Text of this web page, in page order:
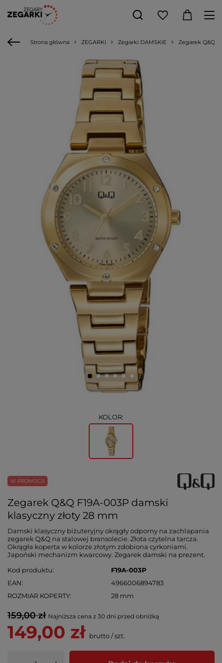
Strona główna ZEGARKI Zegarki DAMSKIE Zegarek Q&Q
KOLOR:
W PROMOCJI
Zegarek Q&Q F19A-003P damski
klasyczny złoty 28 mm
Damski klasyczny biżuteryjny okrągły odporny na zachlapania
zegarek Q&Q na stalowej bransolecie. Złota czytelna tarcza.
Okrągła koperta w kolorze złotym zdobiona cyrkoniami.
Japoński mechanizm kwarcowy. Zegarek damski na prezent.
Kod produktu
F19A-003P
EAN
4966006894783
ROZMIAR KOPERTY
28 mm
159,00 zł Najniższa cena z 30 dni przed obniżką
149,00 zł brutto/szt.